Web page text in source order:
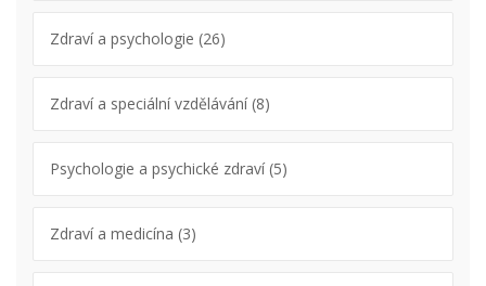
Zdraví a psychologie (26)
Zdraví a speciální vzdělávání(8)
Psychologie a psychické zdraví(5)
Zdraví a medicína (3)